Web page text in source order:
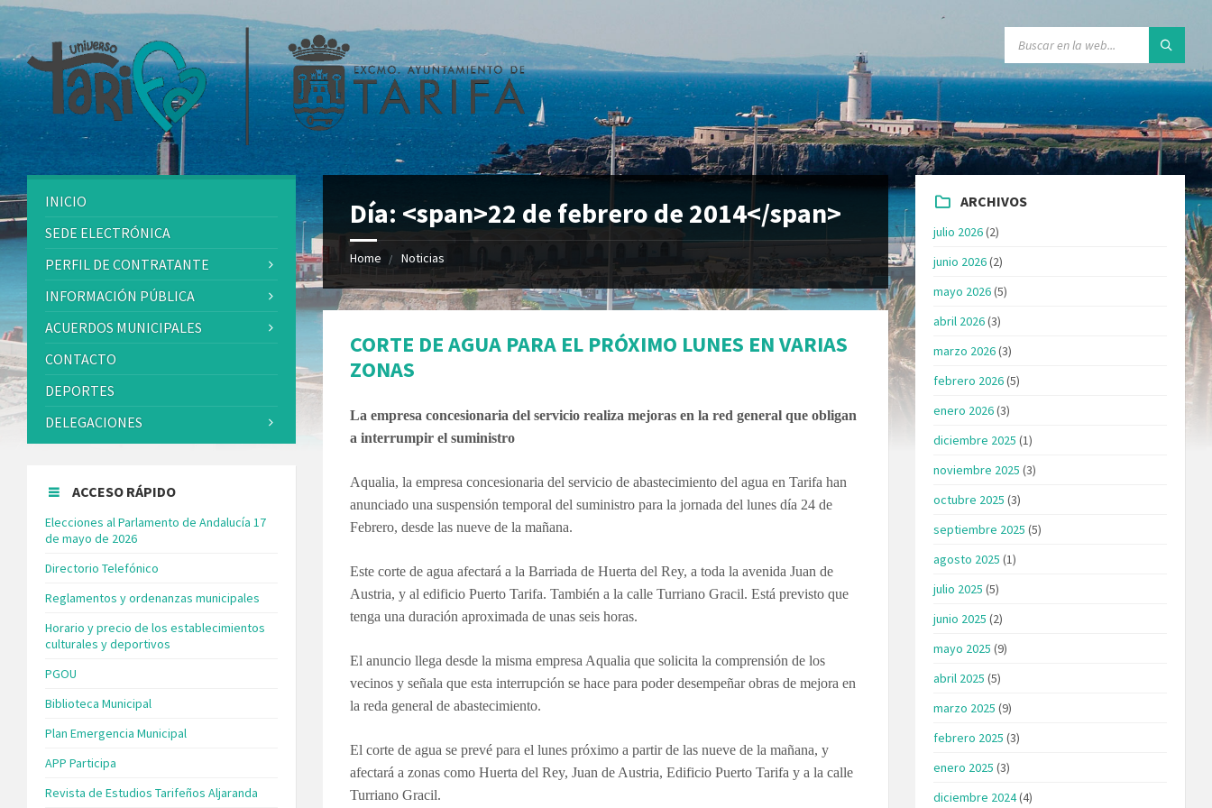
Día: <span>22 de febrero de 2014</span>
Home Noticias
CORTE DE AGUA PARA EL PRÓXIMO LUNES EN VARIAS
ZONAS
La empresa concesionaria del servicio realiza mejoras en la red general que obligan
a interrumpir el suministro
Aqualia, la empresa concesionaria del servicio de abastecimiento del agua en Tarifa han
anunciado una suspensión temporal del suministro para la jornada del lunes día 24 de
Febrero, desde las nueve de la mañana.
Este corte de agua afectará a la Barriada de Huerta del Rey, a toda la avenida Juan de
Austria, y al edificio Puerto Tarifa. También a la calle Turriano Gracil. Está previsto que
tenga una duración aproximada de unas seis horas.
El anuncio llega desde la misma empresa Aqualia que solicita la comprensión de los
vecinos y señala que esta interrupción se hace para poder desempeñar obras de mejora en
la reda general de abastecimiento.
El corte de agua se prevé para el lunes próximo a partir de las nueve de la mañana, y
afectará a zonas como Huerta del Rey, Juan de Austria, Edificio Puerto Tarifa y a la calle
Turriano Gracil.
INICIO
SEDE ELECTRÓNICA
PERFIL DE CONTRATANTE
INFORMACIÓN PÚBLICA
ACUERDOS MUNICIPALES
CONTACTO
DEPORTES
DELEGACIONES
ACCESO RÁPIDO
Elecciones al Parlamento de Andalucía 17
de mayo de 2026
Directorio Telefónico
Reglamentos y ordenanzas municipales
Horario y precio de los establecimientos
culturales y deportivos
PGOU
Biblioteca Municipal
Plan Emergencia Municipal
APP Participa
Revista de Estudios Tarifeños Aljaranda
ARCHIVOS
julio 2026(2)
junio 2026(2)
mayo 2026(5)
abril 2026(3)
marzo 2026(3)
febrero 2026(5)
enero 2026(3)
diciembre 2025 (1)
noviembre 2025 (3)
octubre 2025 (3)
septiembre 2025 (5)
agosto 2025 (1)
julio 2025 (5)
junio 2025 (2)
mayo 2025 (9)
abril 2025 (5)
marzo 2025 (9)
febrero 2025 (3)
enero 2025 (3)
diciembre 2024(4)